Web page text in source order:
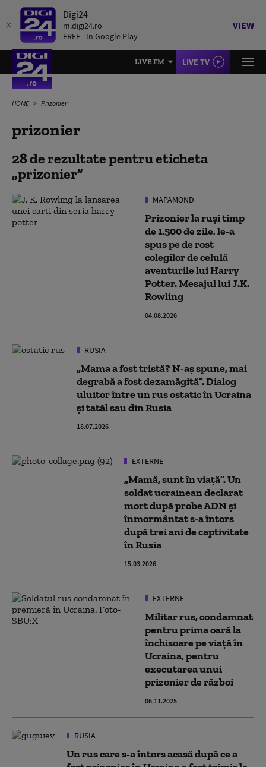
Digi24
m.digi24.ro
FREE - In Google Play
VIEW
LIVE FM LIVE TV
HOME Prizonier
prizonier
28 de rezultate pentru eticheta
prizonier
MAPAMOND
Prizonier la ruși timp
de 1.500 de zile, le-a
spus pe de rost
colegilor de celulă
aventurile lui Harry
Potter. Mesajul lui J.K.
Rowling
04.08.2026
RUSIA
„Mama a fost tristă? N-aș spune, mai
degrabă a fost dezamăgită”. Dialog
uluitor între un rus ostatic în Ucraina
și tatăl sau din Rusia
18.07.2026
EXTERNE
„Mamă, sunt în viață”. Un
soldat ucrainean declarat
mort după probe ADN și
înmormântat s-a întors
după trei ani de captivitate
în Rusia
15.03.2026
EXTERNE
Militar rus, condamnat
pentru prima oară la
închisoare pe viaţă în
Ucraina, pentru
executarea unui
prizonier de război
06.11.2025
RUSIA
Un rus care s-a întors acasă după ce a